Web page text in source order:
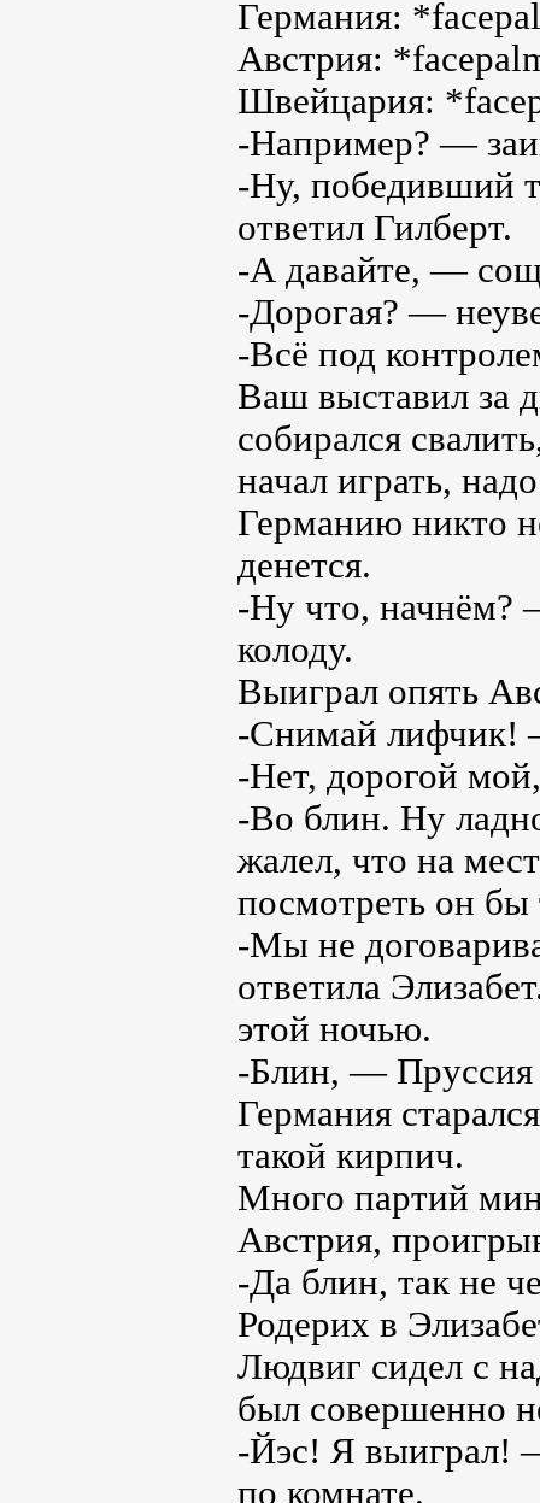
Германия:
Австрия:
Швейцария:
-Например? —
-Ну, победивший
ответил Гилберт.
-А давайте, —
-Дорогая? —
-Всё под
Ваш выставил за
собирался
начал играть,
Германию никто
денется.
-Ну что, начнём?
колоду.
Выиграл опять
-Снимай лифчик!
-Нет, дорогой
-Во блин. Ну
жалел, что на
посмотреть он бы
-Мы не
ответила
этой ночью.
-Блин, — Пруссия
Германия
такой кирпич.
Много партий
Австрия,
-Да блин, так не
Родерих в
Людвиг сидел с
был совершенно
-Йэс! Я выиграл!
по комнате.